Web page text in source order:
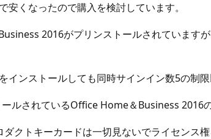
くなったので購入を検討しています。
2016がプリンストールされています
ンストールしても同時サインイン数5の制限
ルされているOffice Home＆Business 2016の
クトキーカードは一切見ないでライセンス